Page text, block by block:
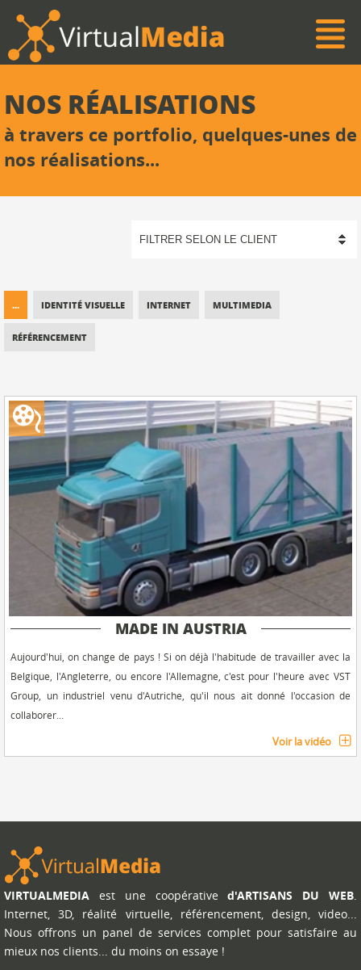
NOS RÉALISATIONS
à travers ce portfolio, quelques-unes de
nos réalisations...
... IDENTITÉ VISUELLE INTERNET MULTIMEDIA
RÉFÉRENCEMENT
MADE IN AUSTRIA
Aujourd'hui, on change de pays ! Si on déjà l'habitude de travailler avec la
Belgique, l'Angleterre, ou encore l'Allemagne, c'est pour l'heure avec VST
Group, un industriel venu d'Autriche, qu'il nous ait donné l'occasion de
collaborer...
Voir la vidéo
VIRTUALMEDIA est une coopératived'ARTISANS DU WEB
Internet, 3D, réalité virtuelle, référencement, design, video...
Nous offrons un panel de services complet pour satisfaire au
mieux nos clients... du moins on essaye !